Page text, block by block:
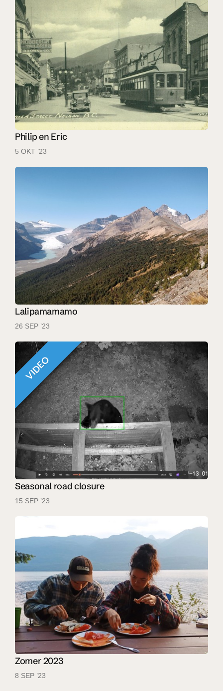
Philip en Eric
5 OKT ’23
Lalipamamamo
26 SEP ’23
VIDEO
Seasonal road closure
15 SEP ’23
Zomer 2023
8 SEP ’23